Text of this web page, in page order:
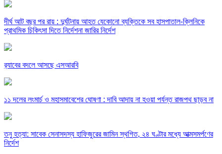
দীর্ঘ আট বছর পর রায় : দুর্ঘটনায় আহত যেকোনো ব্যক্তিকে সব হাসপাতাল-ক্লিনিকে
প্রাথমিক চিকিৎসা দিতে নির্দেশনা জারির নির্দেশ
র‍্যাবের বদলে আসছে এসআরবি
১১ দলের লংমার্চ ও মহাসমাবেশের ঘোষণা : দাবি আদায় না হওয়া পর্যন্ত রাজপথ ছাড়ব না
তনু হত্যা: সাবেক সেনাসদস্য হাফিজুরের জামিন স্থগিত, ২৪ ঘণ্টার মধ্যে আত্মসমর্পণের
নির্দেশ